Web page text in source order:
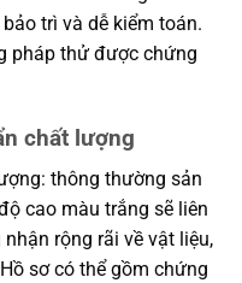
trì và dễ kiểm toán.
pháp thử được chứng
chất lượng
thông thường sản
cao màu trắng sẽ liên
rộng rãi về vật liệu,
sơ có thể gồm chứng